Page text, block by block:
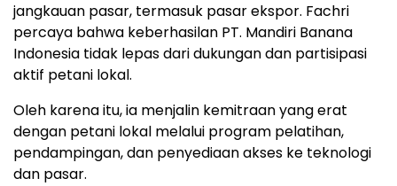
jangkauan pasar, termasuk pasar ekspor. Fachri
percaya bahwa keberhasilan PT. Mandiri Banana
Indonesia tidak lepas dari dukungan dan partisipasi
aktif petani lokal.
Oleh karena itu, ia menjalin kemitraan yang erat
dengan petani lokal melalui program pelatihan,
pendampingan, dan penyediaan akses ke teknologi
dan pasar.